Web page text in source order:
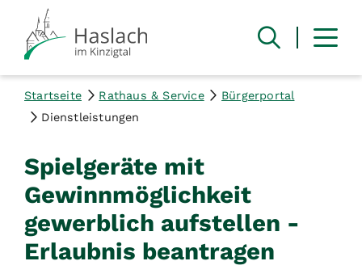
Startseite Rathaus & Service
Bürgerportal
Dienstleistungen
Spielgeräte mit
Gewinnmöglichkeit
gewerblich aufstellen -
Erlaubnis beantragen